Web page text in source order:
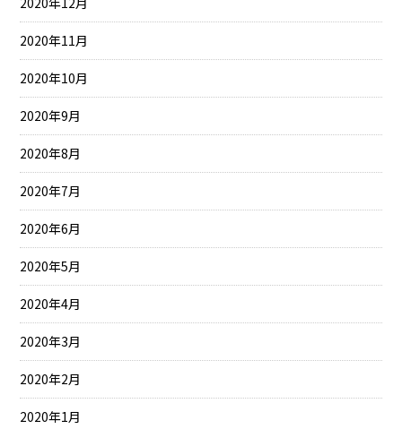
2020年11月
2020年10月
2020年9月
2020年8月
2020年7月
2020年6月
2020年5月
2020年4月
2020年3月
2020年2月
2020年1月